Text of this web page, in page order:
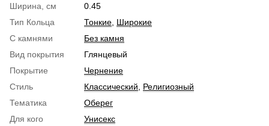
Ширина, см
0.45
Тип Кольца
Тонкие Широкие
С камнями
Без камня
Вид покрытия
Глянцевый
Покрытие
Чернение
Стиль
Классический
Религиозный
Тематика
Оберег
Для кого
Унисекс